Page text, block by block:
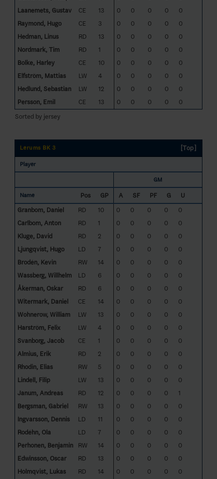
Laanemets, Gustav
CE 13 0 0 0 0
0
Raymond, Hugo
CE 3 0 0 0 0
0
Hedman, Linus
RD 13 0 0 0 0
0
Nordmark, Tim
RD 1 0 0 0 0
0
Bolke, Harley
CE 10 0 0 0 0
0
Elfström, Mattias
LW 4 0 0 0 0
0
Hedlund, Sebastian
LW 12 0 0 0 0
0
Persson, Emil
CE 13 0 0 0 0
0
Sorted by jersey
Lerums BK 3 [Top]
Player
GM
Name Pos GP A SF PF G
U
Granbom, Daniel
RD 10 0 0 0 0
0
Carlbom, Anton
RD 1 0 0 0 0
0
Kluge, David
RD 2 0 0 0 0
0
Ljungqvist, Hugo
LD 7 0 0 0 0
0
Brodén, Kevin
RW 14 0 0 0 0
0
Wassberg, Willhelm
LD 6 0 0 0 0
0
Åkerman, Oskar
RD 6 0 0 0 0
0
Witermark, Daniel
CE 14 0 0 0 0
0
Wohnerow, William
LW 13 0 0 0 0
0
Harström, Felix
LW 4 0 0 0 0
0
Svanborg, Jacob
CE 1 0 0 0 0
0
Almius, Erik
RD 2 0 0 0 0
0
Rhodin, Elias
RW 5 0 0 0 0
0
Lindell, Filip
LW 13 0 0 0 0
0
Janum, Andreas
RD 12 0 0 0 0
1
Bergsman, Gabriel
RW 13 0 0 0 0
0
Ingvarsson, Dennis
LD 11 0 0 0 0
0
Rodéhn, Ola
LD 7 0 0 0 0
0
Perhonen, Benjamin
RW 14 0 0 0 0
0
Edwinsson, Oscar
RD 13 0 0 0 0
0
Holmqvist, Lukas
RD 14 0 0 0 0 0